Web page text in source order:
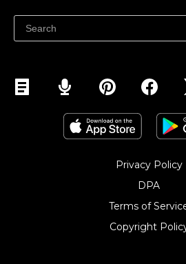
Sälj på Facebook
Sälj på Instagram
Privacy Policy
DPA
Terms of
Copyright